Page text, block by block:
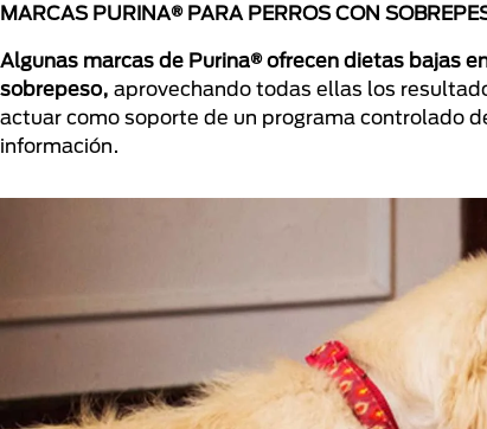
MARCAS PURINA® PARA PERROS CON
Algunas marcas de Purina® ofrecen dietas bajas
sobrepeso, aprovechando todas ellas los
actuar como soporte de un programa controlado
información.